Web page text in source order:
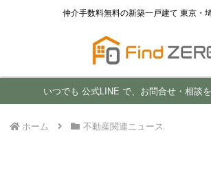
仲介手数料無料の新築一戸建て 東京・
いつでも 公式LINE で、お問合せ・相談
ホーム 不動産関連ニュース